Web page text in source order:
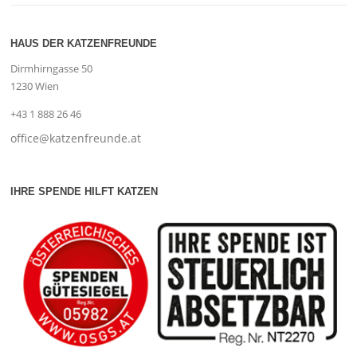
HAUS DER KATZENFREUNDE
Dirmhirngasse 50
1230 Wien
+43 1 888 26 46
office@katzenfreunde.at
IHRE SPENDE HILFT KATZEN